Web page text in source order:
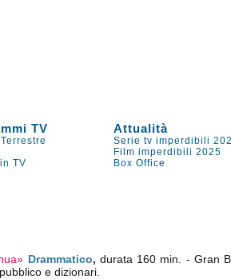
TV Attualità
Serie tv imperdibili
Film imperdibili 2025
TV Box Office
Drammatico, durata 160 min. - Gran
e dizionari.